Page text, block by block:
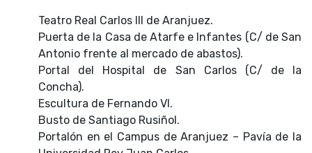
Teatro Real Carlos III de Aranjuez.
Puerta de la Casa de Atarfe e Infantes (C/ de San
Antonio frente al mercado de abastos).
Portal del Hospital de San Carlos (C/ de la
Concha).
Escultura de Fernando VI.
Busto de Santiago Rusiñol.
Portalón en el Campus de Aranjuez – Pavía de la